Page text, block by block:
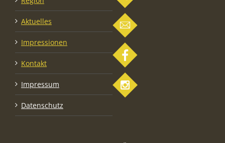
Aktuelles
Impressionen
Kontakt
Impressum
Datenschutz